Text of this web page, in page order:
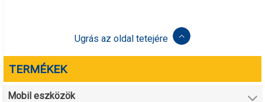
Ugrás az oldal tetejére
TERMÉKEK
Mobil eszközök